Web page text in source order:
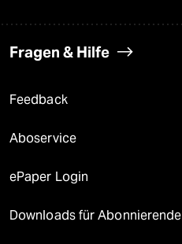
Fragen & Hilfe
Feedback
Aboservice
ePaper Login
Downloads für Abonnierende